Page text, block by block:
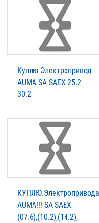
Куплю Электропривод
AUMA SA SAEX 25.2
30.2
КУПЛЮ.Электропривода
AUMА!!! SA SAEX
(07.6),(10.2),(14.2),